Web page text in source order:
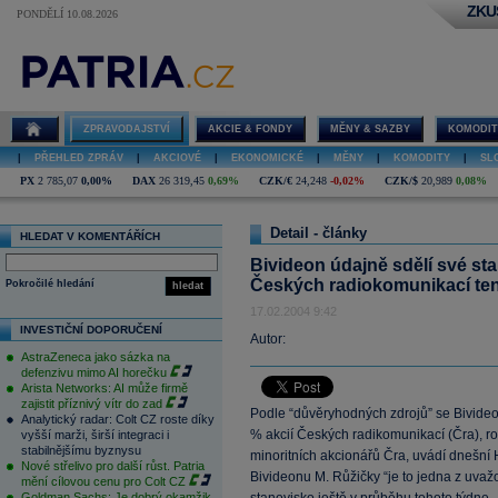
PONDĚLÍ 10.08.2026
ZPRAVODAJSTVÍ AKCIE & FONDY MĚNY & SAZBY
PŘEHLED ZPRÁV AKCIOVÉ EKONOMICKÉ MĚNY KOMODITY
PX 2 785,07 0,00% DAX 26 319,45 0,69% CZK/€ 24,248 -0,02% CZK/$ 20,989 0,08%
HLEDAT V KOMENTÁŘÍCH
hledat
Pokročilé hledání
INVESTIČNÍ DOPORUČENÍ
AstraZeneca jako sázka na
defenzivu mimo AI horečku
Arista Networks: AI může firmě
zajistit příznivý vítr do zad
Analytický radar: Colt CZ roste díky
vyšší marži, širší integraci i
stabilnějšímu byznysu
Nové střelivo pro další růst. Patria
mění cílovou cenu pro Colt CZ
Detail - články
Bivideon údajně sdělí své
Českých radiokomunikací
17.02.2004 9:42
Autor:
Podle “důvěryhodných zdrojů” se
% akcií Českých radikomunikací (Čra),
minoritních akcionářů Čra, uvádí dnešní
Bivideonu M. Růžičky “je to jedna z